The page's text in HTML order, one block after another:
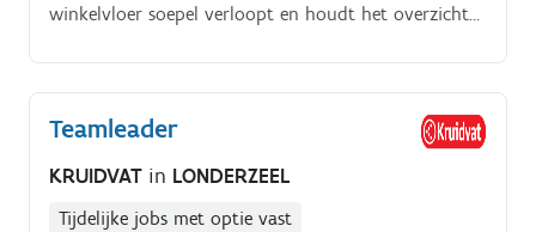
winkelvloer soepel verloopt en houdt het overzicht
service te bieden Je zorgt voor een nette en
aantrekkelijke winkel waar klanten graag
terugkomen Je pakt commerciële kansen en denkt
Teamleader
KRUIDVAT in LONDERZEEL
Tijdelijke jobs met optie vast